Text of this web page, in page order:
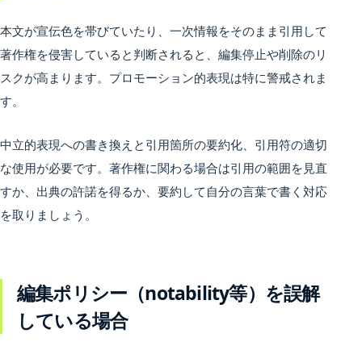
本文が宣伝色を帯びていたり、一次情報をそのまま引用して
著作権を侵害していると判断されると、編集停止や削除のリ
スクが高まります。プロモーション的表現は特に警戒されま
す。
中立的表現への書き換えと引用箇所の要約化、引用符の適切
な使用が必要です。著作権に関わる場合は引用の範囲を見直
すか、出典の許諾を得るか、要約して自分の言葉で書く対応
を取りましょう。
編集ポリシー（notability等）を誤解
している場合